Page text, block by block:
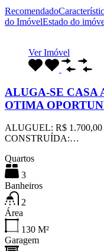
Recomendado
do ImóvelEstado do
Ver Imóvel
ALUGA-SE CASA
OTIMA
ALUGUEL: R$
CONSTRUÍDA:…
Quartos
3
Banheiros
2
Área
130 M²
Garagem